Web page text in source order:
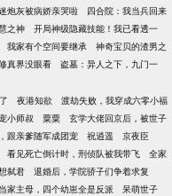
炮灰被病娇亲哭啦
四合院：我当兵回来
之神
开局神级隐藏技能！我已看透一
我家有个空间要继承
神奇宝贝的渣男之
真界没眼看
盗墓：异人之下，九门一
夜港知欲
渡劫失败，我穿成六零小福
小师叔 粟粟
玄学大佬回京后，被世子
跟亲爹随军成团宠 祝逍遥
京夜臣
看见死亡倒计时，刑侦队被我带飞
全家
弑君
退婚后，学院骄子们争着求复
家主母，四个幼崽全是反派
呆萌世子